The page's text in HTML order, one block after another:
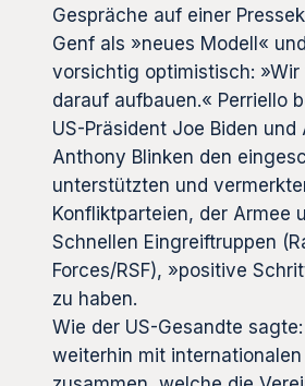
Gespräche auf einer
Genf als »neues Modell«
vorsichtig optimistisch:
darauf aufbauen.« Perriello
US-Präsident Joe Biden
Anthony Blinken den
unterstützten und
Konfliktparteien, der Armee
Schnellen Eingreiftruppen
Forces/RSF), »positive
zu haben.
Wie der US-Gesandte
weiterhin mit internationalen